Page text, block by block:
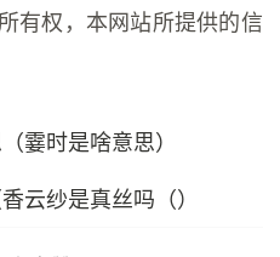
有权，本网站所提供的信
霎时是啥意思）
云纱是真丝吗（）